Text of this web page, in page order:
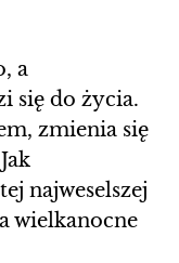
a
się do życia.
zmienia się
najweselszej
wielkanocne